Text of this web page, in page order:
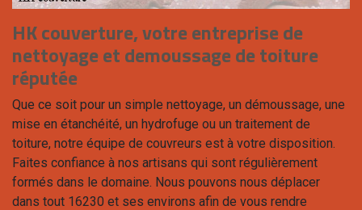
HK couverture, votre entreprise de
nettoyage et demoussage de toiture
réputée
Que ce soit pour un simple nettoyage, un démoussage, une
mise en étanchéité, un hydrofuge ou un traitement de
toiture, notre équipe de couvreurs est à votre disposition.
Faites confiance à nos artisans qui sont régulièrement
formés dans le domaine. Nous pouvons nous déplacer
dans tout 16230 et ses environs afin de vous rendre